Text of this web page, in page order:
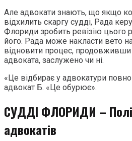
Але адвокати знають, що якщо
відхилить скаргу судді, Рада
Флориди зробить ревізію цього
його. Рада може накласти вето
відновити процес, продовживши
адвоката, заслужено чи ні.
«Це відбирає у адвокатури
адвокат Б. «Це обурює».
СУДДІ ФЛОРИДИ –
адвокатів